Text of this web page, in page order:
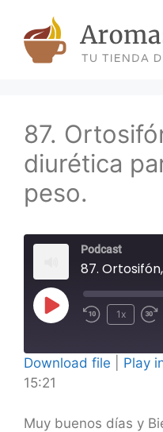
content
87.
diurética
peso.
Podcast
Play
1x
SHARE
LINK
Download file Play
15:21
Muy buenos días y